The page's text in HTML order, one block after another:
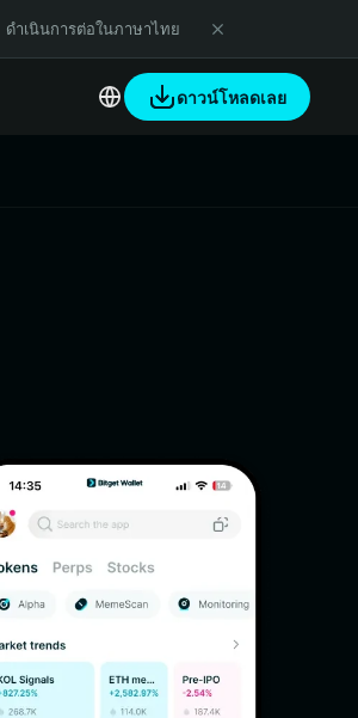
ดำเนินการต่อในภาษาไทย
ดาวน์โหลดเลย